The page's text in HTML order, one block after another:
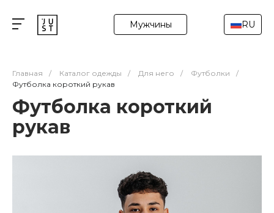
Мужчины RU
Главная / Каталог одежды / Для него / Футболки
/
Футболка короткий рукав
Футболка короткий
рукав